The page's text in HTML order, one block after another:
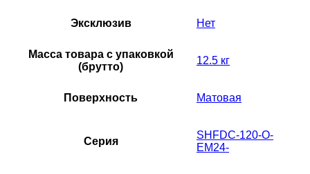
Эксклюзив Нет
Масса товара с упаковкой
(брутто)
12.5 кг
Поверхность Матовая
Серия
SHFDC-120-O-
EM24-